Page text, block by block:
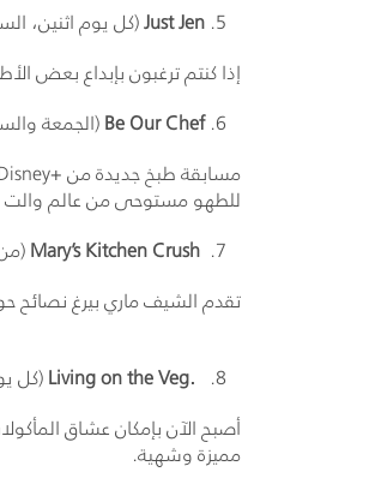
Just Jen(كل يوم اثنين، الساعة 19:00 بتوقيت المملكة العربية السعودية،
إذا كنتم ترغبون بإبداع بعض
Be Our Chef(الجمعة والسبت، الساعة 18:00 بتوقيت
مسابقة طبخ جديدة من +
للطهو مستوحى من عالم والت
Mary’s Kitchen Crush(من
تقدم الشيف ماري بيرغ نصائح
Living on the Veg.(كل يوم أحد،
أصبح الآن بإمكان عشاق
مميزة وشهية.